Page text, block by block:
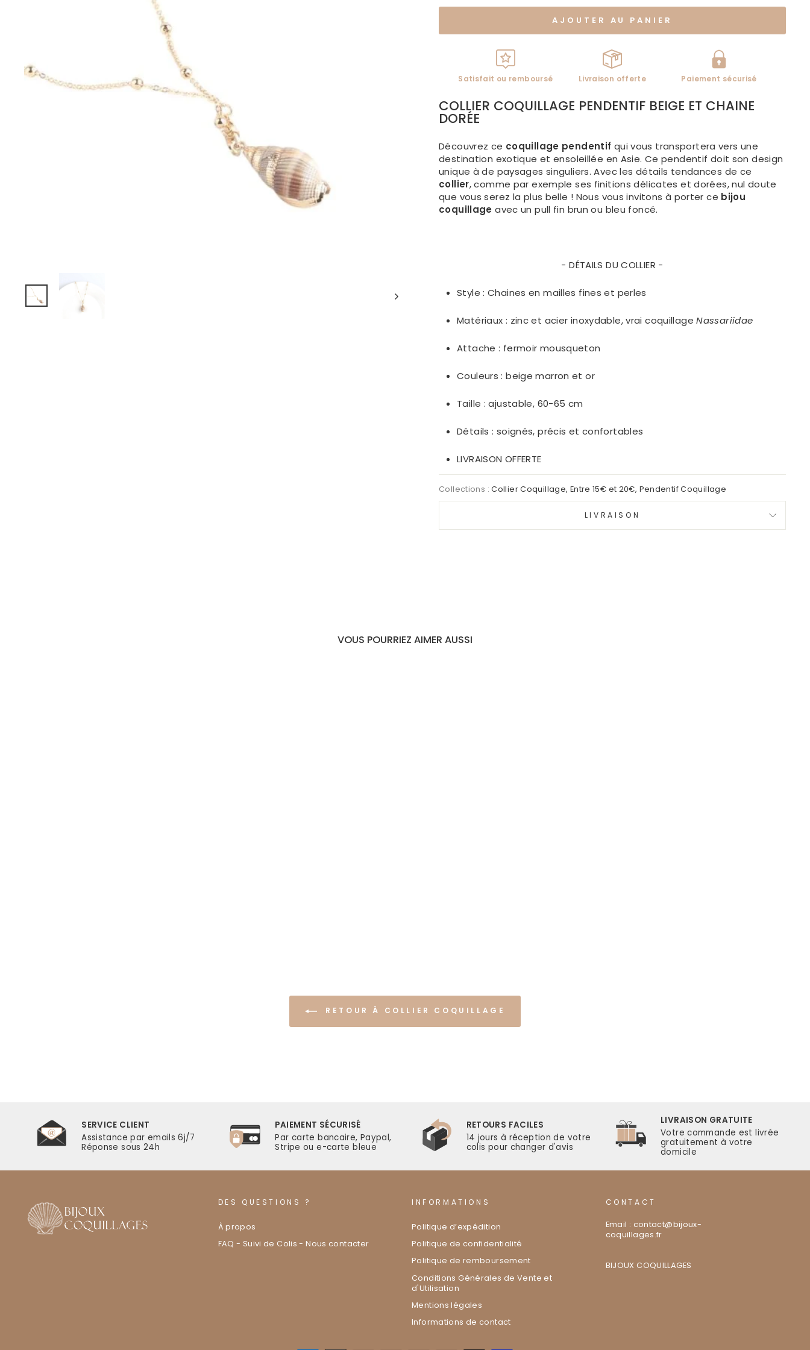
AJOUTER AU PANIER
Satisfait ou remboursé Livraison offerte Paiement sécurisé
COLLIER COQUILLAGE PENDENTIF BEIGE ET CHAINE
DORÉE
Découvrez ce coquillage pendentif qui vous transportera vers une
destination exotique et ensoleillée en Asie. Ce pendentif doit son design
unique à de paysages singuliers. Avec les détails tendances de ce
collier, comme par exemple ses finitions délicates et dorées , nul doute
que vous serez la plus belle ! Nous vous invitons à porter ce bijou
coquillageavec un pull fin brun ou bleu foncé.
- DÉTAILS DU COLLIER -
Style : Chaines en mailles fines et perles
Matériaux : zinc et acier inoxydable, vrai coquillageNassariidae
Attache : fermoir mousqueton
Couleurs : beige marron et or
Taille : ajustable, 60-65 cm
Détails : soignés, précis et confortables
LIVRAISON OFFERTE
Collections :Collier Coquillage, Entre 15€ et 20€, Pendentif Coquillage
LIVRAISON
VOUS POURRIEZ AIMER AUSSI
RETOUR À COLLIER COQUILLAGE
SERVICE CLIENT
Assistance par emails 6j/7
Réponse sous 24h
PAIEMENT SÉCURISÉ
Par carte bancaire, Paypal,
Stripe ou e-carte bleue
RETOURS FACILES
14 jours à réception de votre
colis pour changer d'avis
LIVRAISON GRATUITE
Votre commande est livrée
gratuitement à votre
domicile
DES QUESTIONS ?
À propos
FAQ - Suivi de Colis - Nous contacter
INFORMATIONS
Politique d’expédition
Politique de confidentialité
Politique de remboursement
Conditions Générales de Vente et
d'Utilisation
Mentions légales
Informations de contact
CONTACT
Email : contact@bijoux-
coquillages.fr
BIJOUX COQUILLAGES